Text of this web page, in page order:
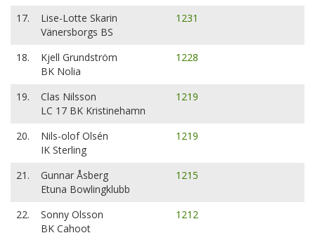
17.
Lise-Lotte Skarin
Vänersborgs BS
1231
18.
Kjell Grundström
BK Nolia
1228
19.
Clas Nilsson
LC 17 BK Kristinehamn
1219
20.
Nils-olof Olsén
IK Sterling
1219
21.
Gunnar Åsberg
Etuna Bowlingklubb
1215
22.
Sonny Olsson
BK Cahoot
1212